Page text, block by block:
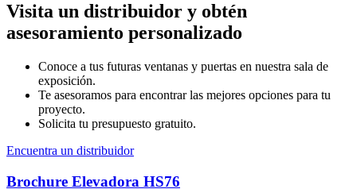
Visita un distribuidor y obtén
asesoramiento personalizado
Conoce a tus futuras ventanas y puertas en nuestra sala de
exposición.
Te asesoramos para encontrar las mejores opciones para tu
proyecto.
Solicita tu presupuesto gratuito.
Encuentra un distribuidor
Brochure Elevadora HS76